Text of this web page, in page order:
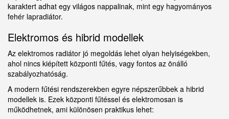
karaktert adhat egy világos nappalinak, mint egy hagyományos
fehér lapradiátor.
Elektromos és hibrid modellek
Az elektromos radiátor jó megoldás lehet olyan helyiségekben,
ahol nincs kiépített központi fűtés, vagy fontos az önálló
szabályozhatóság.
A modern fűtési rendszerekben egyre népszerűbbek a hibrid
modellek is. Ezek központi fűtéssel és elektromosan is
működhetnek, ami különösen praktikus lehet: